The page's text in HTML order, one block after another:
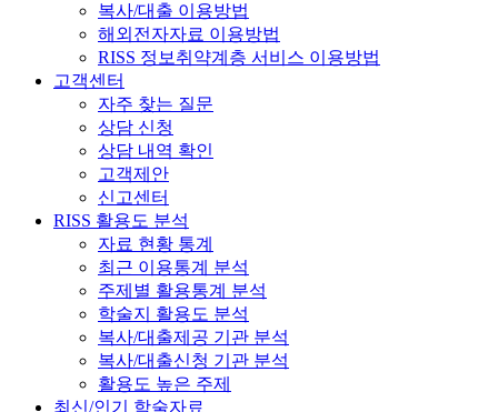
복사/대출 이용방법
해외전자자료 이용방법
RISS 정보취약계층 서비스 이용방법
고객센터
자주 찾는 질문
상담 신청
상담 내역 확인
고객제안
신고센터
RISS 활용도 분석
자료 현황 통계
최근 이용통계 분석
주제별 활용통계 분석
학술지 활용도 분석
복사/대출제공 기관 분석
복사/대출신청 기관 분석
활용도 높은 주제
최신/인기 학술자료